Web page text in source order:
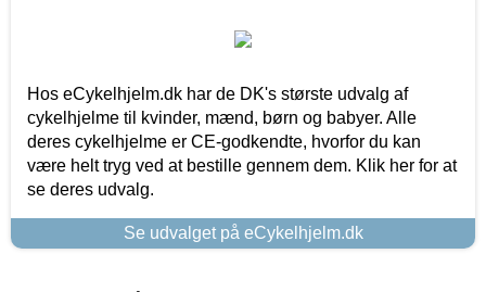
Hos eCykelhjelm.dk har de DK's største udvalg af
cykelhjelme til kvinder, mænd, børn og babyer. Alle
deres cykelhjelme er CE-godkendte, hvorfor du kan
være helt tryg ved at bestille gennem dem. Klik her for at
se deres udvalg.
Se udvalget på eCykelhjelm.dk